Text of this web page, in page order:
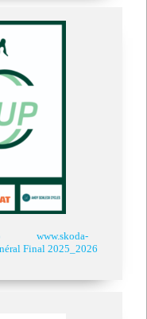
www.skoda-
Final 2025_2026